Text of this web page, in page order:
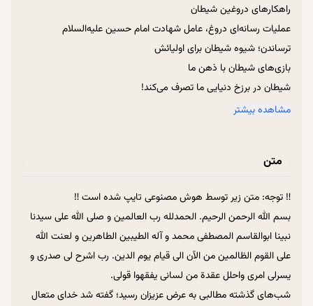
راهکارهای دروغین شیطان
عملیات رسانه‌ای دروغ، عامل شهادت امام حسین علیه‌السلام
ترساندن؛ شیوه شیطان برای اولیائش
بازی‌های شیطان با ذهن ما
شیطان در برزخ دنیایی ما تصرف می‌کند!
شیطان اهل بیت علیه‌السلام را هم وسوسه می‌کند.
هر چه شیطان گفت، بر عکسش عمل کن!
حالا چکار کنم؟ وسوسه‌ای شیطانی
جواب شیطان، همین یک کلمه است!
قران با ادبیات جنگی در مورد شیطان صحبت می‌کند!
“خنّاس” آرام و بی سر و صدا می‌آید.
برای دیدن شیطان، “منوّر” بزن!
مشاهده بیشتر
متن
‼ توجه: متن زیر توسط هوش مصنوعی تایپ شده است ‼
بسم الله الرحمن الرحیم. الحمدلله رب العالمین و صلی الله علی سیدنا
نبینا ابوالقاسم المصطفی محمد و آله الطیبین الطاهرین و لعنت الله
علی القوم الظالمین من الآن الی قیام یوم الدین. رب اشرح لی صدری و
یسرلی امری واحلل عقدة من لسانی یفقهوا قولی.
شب‌های گذشته مطالبی به عرض عزیزان رسید؛ گفته شد خدای متعال